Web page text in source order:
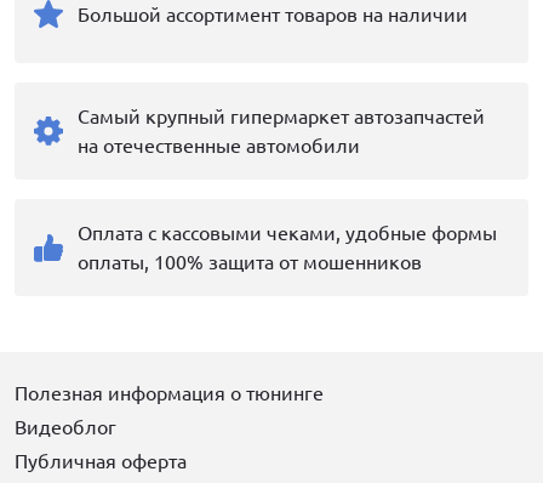
Большой ассортимент товаров на наличии
Самый крупный гипермаркет автозапчастей
на отечественные автомобили
Оплата с кассовыми чеками, удобные формы
оплаты, 100% защита от мошенников
Полезная информация о тюнинге
Видеоблог
Публичная оферта